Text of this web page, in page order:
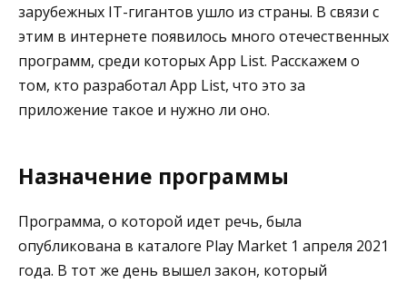
зарубежных IT-гигантов ушло из страны. В связи с
этим в интернете появилось много отечественных
программ, среди которых App List. Расскажем о
том, кто разработал App List, что это за
приложение такое и нужно ли оно.
Назначение программы
Программа, о которой идет речь, была
опубликована в каталоге Play Market 1 апреля 2021
года. В тот же день вышел закон, который